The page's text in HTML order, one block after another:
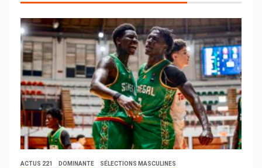
ACTUS 221 DOMINANTE
SÉLECTIONS MASCULINES